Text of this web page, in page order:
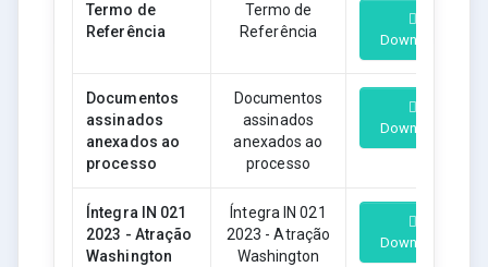
Termo de
Referência
Termo de
Referência
Download
Documentos
assinados
anexados ao
processo
Documentos
assinados
anexados ao
processo
Download
Íntegra IN 021
2023 - Atração
Washington
Íntegra IN 021
2023 - Atração
Washington
Download